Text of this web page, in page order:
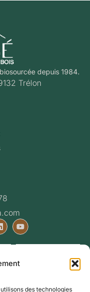
des technologies
depuis 1984.
Trélon